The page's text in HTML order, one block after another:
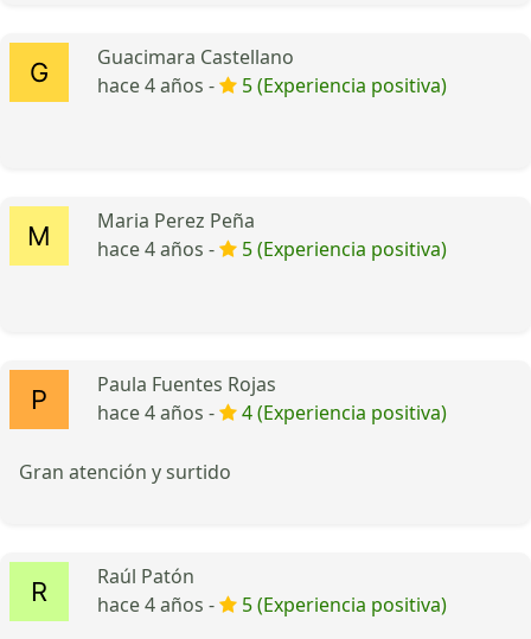
Guacimara Castellano
hace 4 años -
5 (Experiencia positiva)
Maria Perez Peña
hace 4 años -
5 (Experiencia positiva)
Paula Fuentes Rojas
hace 4 años -
4 (Experiencia positiva)
Gran atención y surtido
Raúl Patón
hace 4 años -
5 (Experiencia positiva)